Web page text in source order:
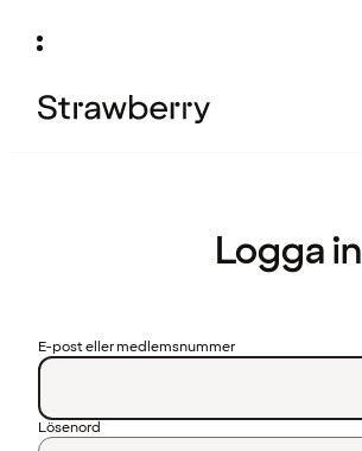
Logga in
E-post eller medlemsnummer
Lösenord